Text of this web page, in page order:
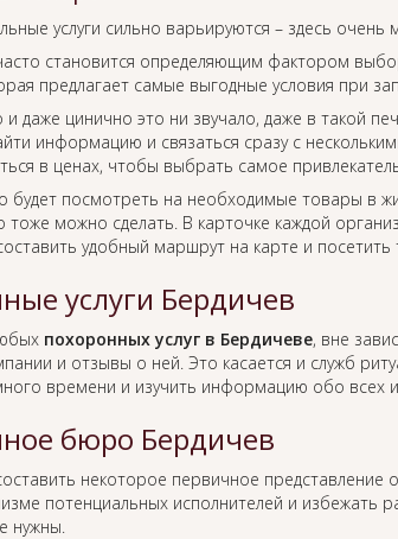
услуги сильно варьируются – здесь
становится определяющим фактором
предлагает самые выгодные условия при
и даже цинично это ни звучало, даже в такой
информацию и связаться сразу с
в ценах, чтобы выбрать самое
будет посмотреть на необходимые товары в
тоже можно сделать. В карточке каждой
удобный маршрут на карте и
услуги Бердичев
похоронных услуг в Бердичеве, вне
и отзывы о ней. Это касается и служб
времени и изучить информацию обо всех
бюро Бердичев
некоторое первичное представление
потенциальных исполнителей и избежать
нужны.